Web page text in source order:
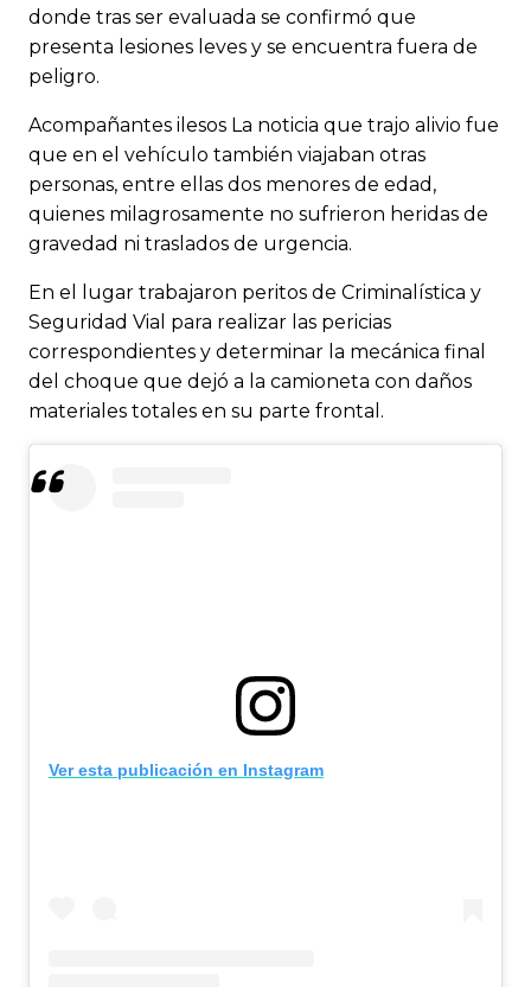
donde tras ser evaluada se confirmó que
presenta lesiones leves y se encuentra fuera de
peligro.
Acompañantes ilesos La noticia que trajo alivio fue
que en el vehículo también viajaban otras
personas, entre ellas dos menores de edad,
quienes milagrosamente no sufrieron heridas de
gravedad ni traslados de urgencia.
En el lugar trabajaron peritos de Criminalística y
Seguridad Vial para realizar las pericias
correspondientes y determinar la mecánica final
del choque que dejó a la camioneta con daños
materiales totales en su parte frontal.
Ver esta publicación en Instagram